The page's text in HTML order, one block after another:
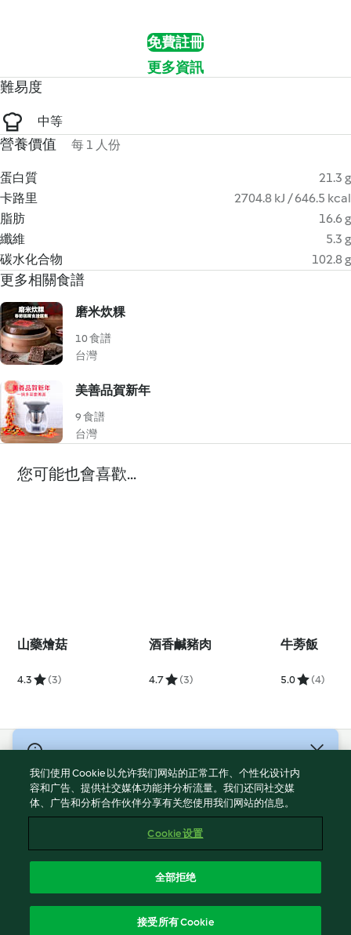
免費註冊
更多資訊
難易度
中等
營養價值 每 1 人份
蛋白質
21.3 g
卡路里
2704.8 kJ / 646.5 kcal
脂肪
16.6 g
纖維
5.3 g
碳水化合物
102.8 g
更多相關食譜
磨米炊粿
10 食譜
台灣
美善品賀新年
9 食譜
台灣
您可能也會喜歡...
山藥燴菇
4.3 (3)
酒香鹹豬肉
4.7 (3)
牛蒡飯
5.0 (4)
服務條款
隱私權政策
網頁所有權
回報内容
我们使用 Cookie 以允许我们网站的正常工作、个性化设计内
容和广告、提供社交媒体功能并分析流量。我们还同社交媒
体、广告和分析合作伙伴分享有关您使用我们网站的信息。
Cookie 设置
全部拒绝
接受所有 Cookie